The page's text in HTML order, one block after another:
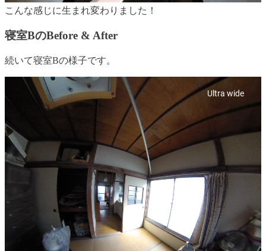
こんな感じに生まれ変わりました！
寝室BのBefore & After
続いて寝室Bの様子です。